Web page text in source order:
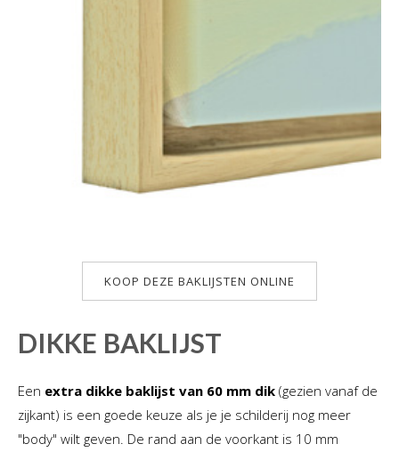
KOOP DEZE BAKLIJSTEN ONLINE
DIKKE BAKLIJST
Een extra dikke baklijst van 60 mm dik (gezien vanaf de
zijkant) is een goede keuze als je je schilderij nog meer
"body" wilt geven. De rand aan de voorkant is 10 mm